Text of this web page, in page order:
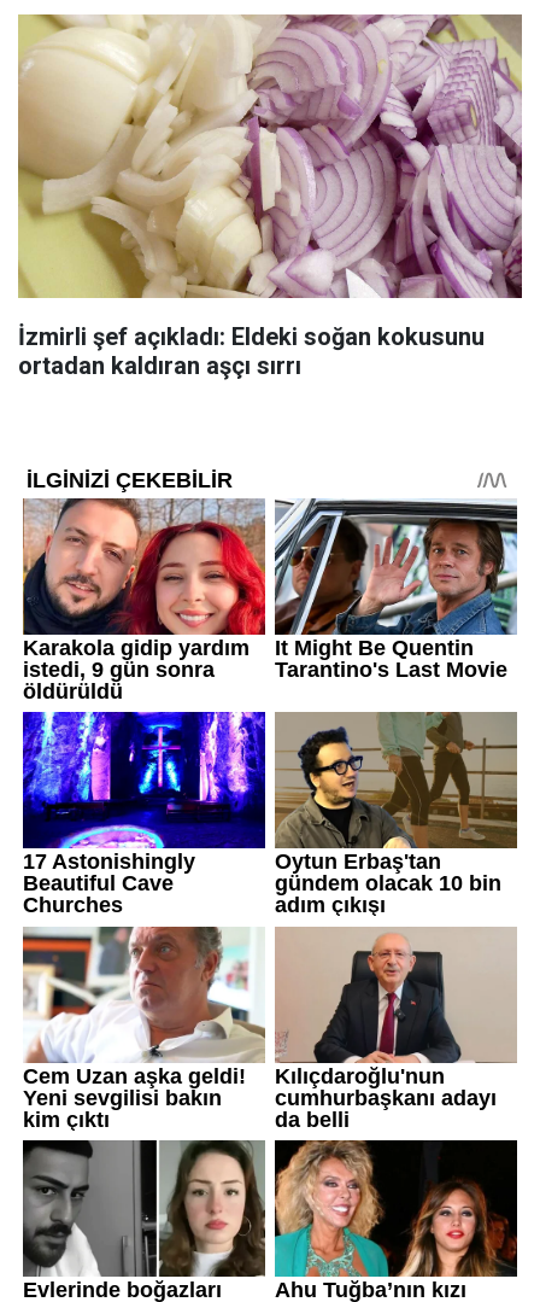
İzmirli şef açıkladı: Eldeki soğan kokusunu
ortadan kaldıran aşçı sırrı